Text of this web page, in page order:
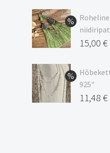
9,00 €
kuni
20,44 €
Algne
oli:
17,00 €.
15,00 €
hind
on:
15,00 €.
925"
Algne
11,48 €